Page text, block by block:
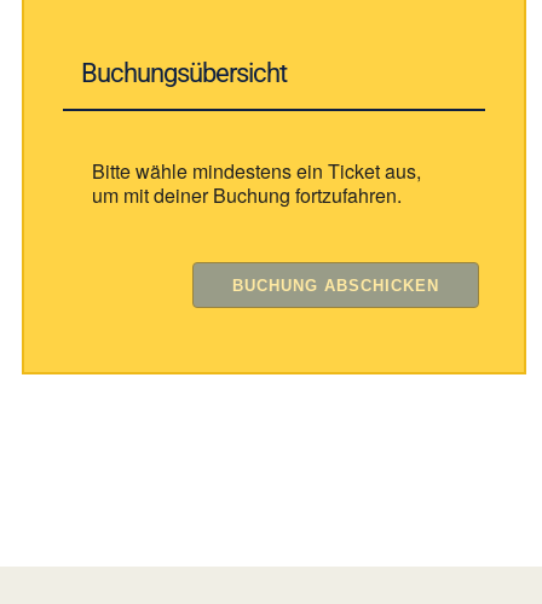
Buchungsübersicht
Bitte wähle mindestens ein Ticket aus,
um mit deiner Buchung fortzufahren.